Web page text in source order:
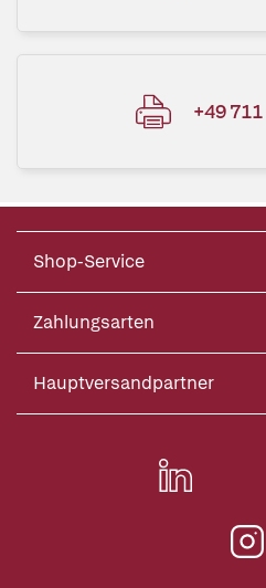
+49
Shop-Service
Zahlungsarten
Hauptversandpartner